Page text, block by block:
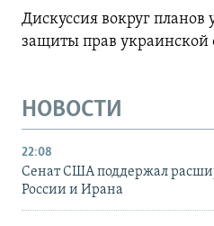
Дискуссия вокруг планов
защиты прав
НОВОСТИ
22:08
Сенат США поддержал
России и Ирана